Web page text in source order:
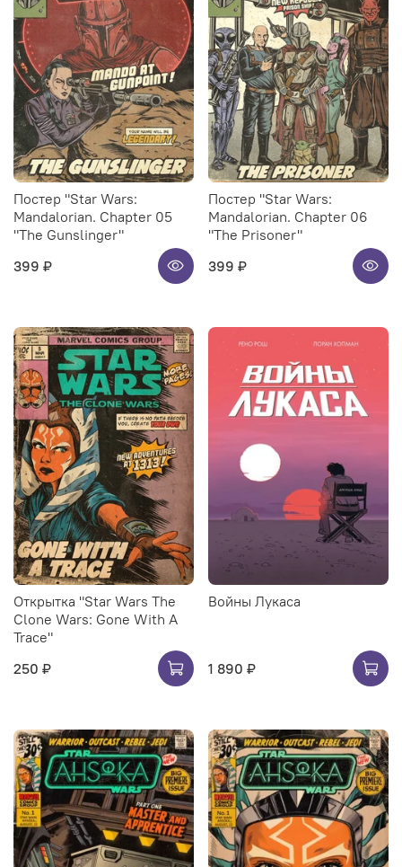
Постер "Star Wars:
Mandalorian. Chapter 05
"The Gunslinger"
399 ₽
Постер "Star Wars:
Mandalorian. Chapter 06
"The Prisoner"
399 ₽
Открытка "Star Wars The
Clone Wars: Gone With A
Trace"
250 ₽
Войны Лукаса
1 890 ₽